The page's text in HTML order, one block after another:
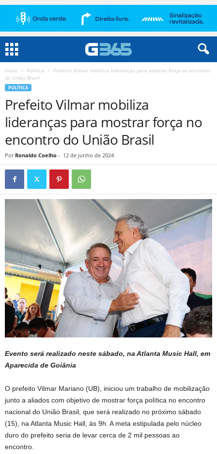
Início Política
Prefeito Vilmar mobiliza lideranças para mostrar força no encontro
do União Brasil
POLÍTICA
Prefeito Vilmar mobiliza
lideranças para mostrar força no
encontro do União Brasil
Por Ronaldo Coelho - 12 de junho de 2024
Evento será realizado neste sábado, na Atlanta Music Hall, em
Aparecida de Goiânia
O prefeito Vilmar Mariano (UB), iniciou um trabalho de mobilização
junto a aliados com objetivo de mostrar força política no encontro
nacional do União Brasil, que será realizado no próximo sábado
(15), na Atlanta Music Hall, às 9h. A meta estipulada pelo núcleo
duro do prefeito seria de levar cerca de 2 mil pessoas ao
encontro.